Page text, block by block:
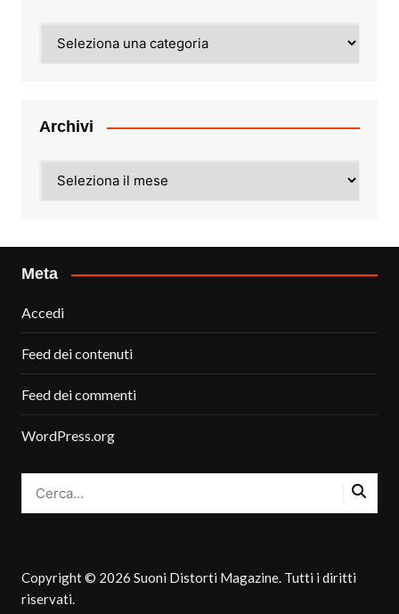
Archivi
Meta
Accedi
Feed dei contenuti
Feed dei commenti
WordPress.org
Copyright © 2026 Suoni Distorti Magazine. Tutti i diritti
riservati.